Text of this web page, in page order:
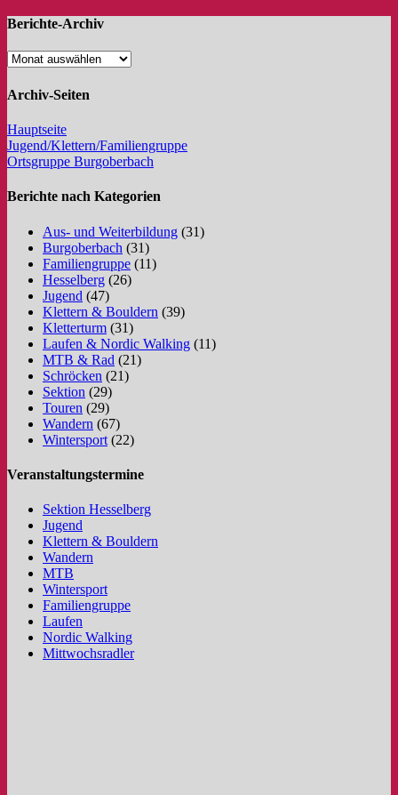
Berichte-Archiv
Archiv-Seiten
Hauptseite
Jugend/Klettern/Familiengruppe
Ortsgruppe Burgoberbach
Berichte nach Kategorien
Aus- und Weiterbildung (31)
Burgoberbach (31)
Familiengruppe (11)
Hesselberg (26)
Jugend (47)
Klettern & Bouldern (39)
Kletterturm (31)
Laufen & Nordic Walking (11)
MTB & Rad (21)
Schröcken (21)
Sektion (29)
Touren (29)
Wandern (67)
Wintersport (22)
Veranstaltungstermine
Sektion Hesselberg
Jugend
Klettern & Bouldern
Wandern
MTB
Wintersport
Familiengruppe
Laufen
Nordic Walking
Mittwochsradler